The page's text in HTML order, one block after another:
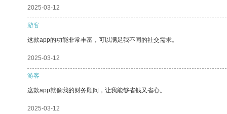
2025-03-12
游客
这款app的功能非常丰富，可以满足我不同的社交需求。
2025-03-12
游客
这款app就像我的财务顾问，让我能够省钱又省心。
2025-03-12